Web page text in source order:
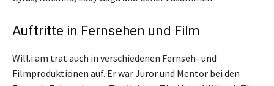
Auftritte in Fernsehen und Film
Will.i.am trat auch in verschiedenen Fernseh- und
Filmproduktionen auf. Er war Juror und Mentor bei den